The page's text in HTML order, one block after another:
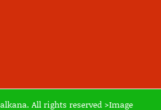
All rights reserved >Image